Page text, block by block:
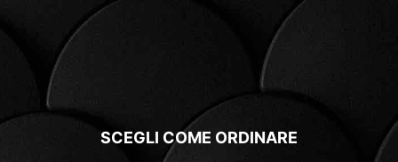
SCEGLI COME ORDINARE